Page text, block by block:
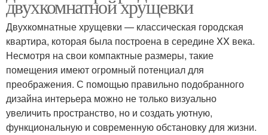
двухкомнатной хрущевки
Двухкомнатные хрущевки — классическая городская
квартира, которая была построена в середине XX века.
Несмотря на свои компактные размеры, такие
помещения имеют огромный потенциал для
преображения. С помощью правильно подобранного
дизайна интерьера можно не только визуально
увеличить пространство, но и создать уютную,
функциональную и современную обстановку для жизни.